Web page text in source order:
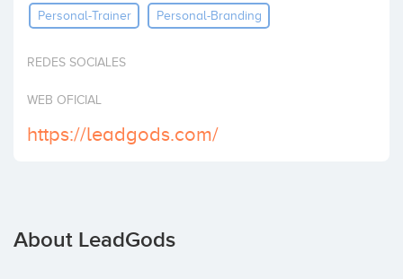
InvestPersonal-Trainer Personal-Branding
REDES SOCIALES
WEB OFICIAL
https://leadgods.com/
About LeadGods